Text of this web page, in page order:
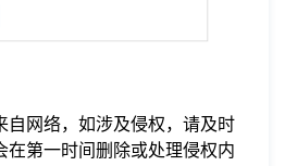
自网络，如涉及侵权，请及时
在第一时间删除或处理侵权内